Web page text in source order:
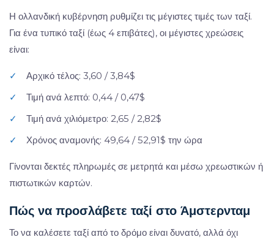
Η ολλανδική κυβέρνηση ρυθμίζει τις μέγιστες τιμές των ταξί.
Για ένα τυπικό ταξί (έως 4 επιβάτες), οι μέγιστες χρεώσεις
είναι:
✓
Αρχικό τέλος: 3,60 / 3,84$
✓
Τιμή ανά λεπτό: 0,44 / 0,47$
✓
Τιμή ανά χιλιόμετρο: 2,65 / 2,82$
✓
Χρόνος αναμονής: 49,64 / 52,91$ την ώρα
Γίνονται δεκτές πληρωμές σε μετρητά και μέσω χρεωστικών ή
πιστωτικών καρτών.
Πώς να προσλάβετε ταξί στο Άμστερνταμ
Το να καλέσετε ταξί από το δρόμο είναι δυνατό, αλλά όχι